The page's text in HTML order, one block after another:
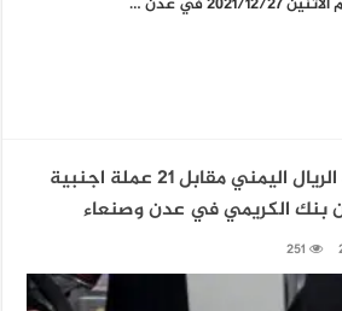
تعرف على سعر صرف الريال اليمني مقابل 21 عملة اجنبية
بنك الكريمي في عدن وصنعاء
251